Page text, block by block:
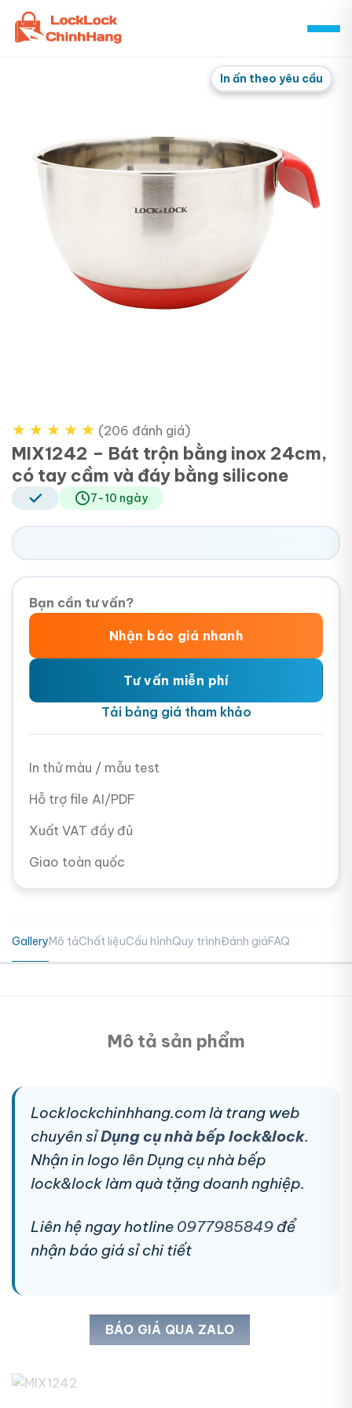
Skip
content
In ấn theo yêu cầu
★ ★ ★ ★ ★ (206 đánh giá)
MIX1242 – Bát trộn bằng inox 24cm,
có tay cầm và đáy bằng silicone
7-10 ngày
Bạn cần tư vấn?
Nhận báo giá nhanh
Tư vấn miễn phí
Tải bảng giá tham khảo
In thử màu / mẫu test
Hỗ trợ file AI/PDF
Xuất VAT đầy đủ
Giao toàn quốc
GalleryMô tảChất liệuCấu hìnhQuy trìnhĐánh giáFAQ
Mô tả sản phẩm
Locklockchinhhang.com là trang web
chuyên sỉDụng cụ nhà bếp lock&lock.
Nhận in logo lên Dụng cụ nhà bếp
lock&lock làm quà tặng doanh nghiệp.
Liên hệ ngay hotline 0977985849 để
nhận báo giá sỉ chi tiết
BÁO GIÁ QUA ZALO